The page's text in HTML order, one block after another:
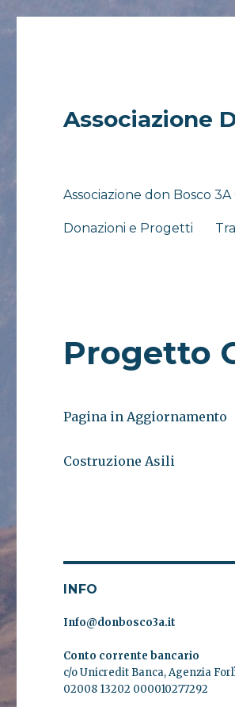
Associazione
Associazione don Bosco
Donazioni e Progetti
Progetto
Pagina in Aggiornamento
Costruzione Asili
INFO
Info@donbosco3a.it
Conto corrente bancario
c/o Unicredit Banca, Agenzia
02008 13202 000010277292